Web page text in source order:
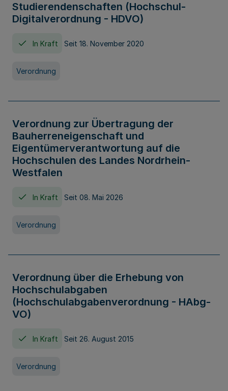
Studierendenschaften (Hochschul-
Digitalverordnung - HDVO)
In Kraft Seit 18. November 2020
Verordnung
Verordnung zur Übertragung der
Bauherreneigenschaft und
Eigentümerverantwortung auf die
Hochschulen des Landes Nordrhein-
Westfalen
In Kraft Seit 08. Mai 2026
Verordnung
Verordnung über die Erhebung von
Hochschulabgaben
(Hochschulabgabenverordnung - HAbg-
VO)
In Kraft Seit 26. August 2015
Verordnung